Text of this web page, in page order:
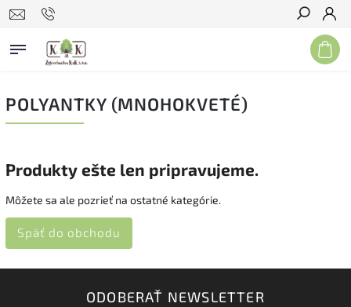
Hľadať
POLYANTKY (MNOHOKVETÉ)
Produkty ešte len pripravujeme.
Môžete sa ale pozrieť na ostatné kategórie.
Späť do obchodu
ODOBERAŤ NEWSLETTER